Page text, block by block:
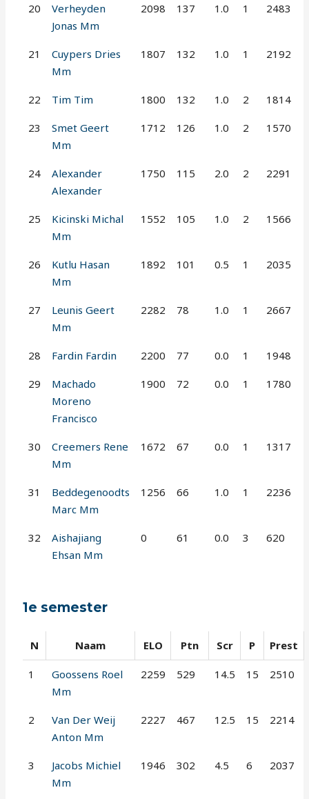
20
Verheyden
Jonas Mm
2098 137 1.0 1 2483
21
Cuypers Dries
Mm
1807 132 1.0 1 2192
22 Tim Tim 1800 132 1.0 2 1814
23
Smet Geert
Mm
1712 126 1.0 2 1570
24
Alexander
Alexander
1750 115 2.0 2 2291
25
Kicinski Michal
Mm
1552 105 1.0 2 1566
26
Kutlu Hasan
Mm
1892 101 0.5 1 2035
27
Leunis Geert
Mm
2282 78 1.0 1 2667
28 Fardin Fardin 2200 77 0.0 1 1948
29
Machado
Moreno
Francisco
1900 72 0.0 1 1780
30
Creemers Rene
Mm
1672 67 0.0 1 1317
31
Beddegenoodts
Marc Mm
1256 66 1.0 1 2236
32
Aishajiang
Ehsan Mm
0 61 0.0 3 620
1e semester
N Naam ELO Ptn Scr P Prest
1
Goossens Roel
Mm
2259 529 14.5 15 2510
2
Van Der Weij
Anton Mm
2227 467 12.5 15 2214
3
Jacobs Michiel
Mm
1946 302 4.5 6 2037